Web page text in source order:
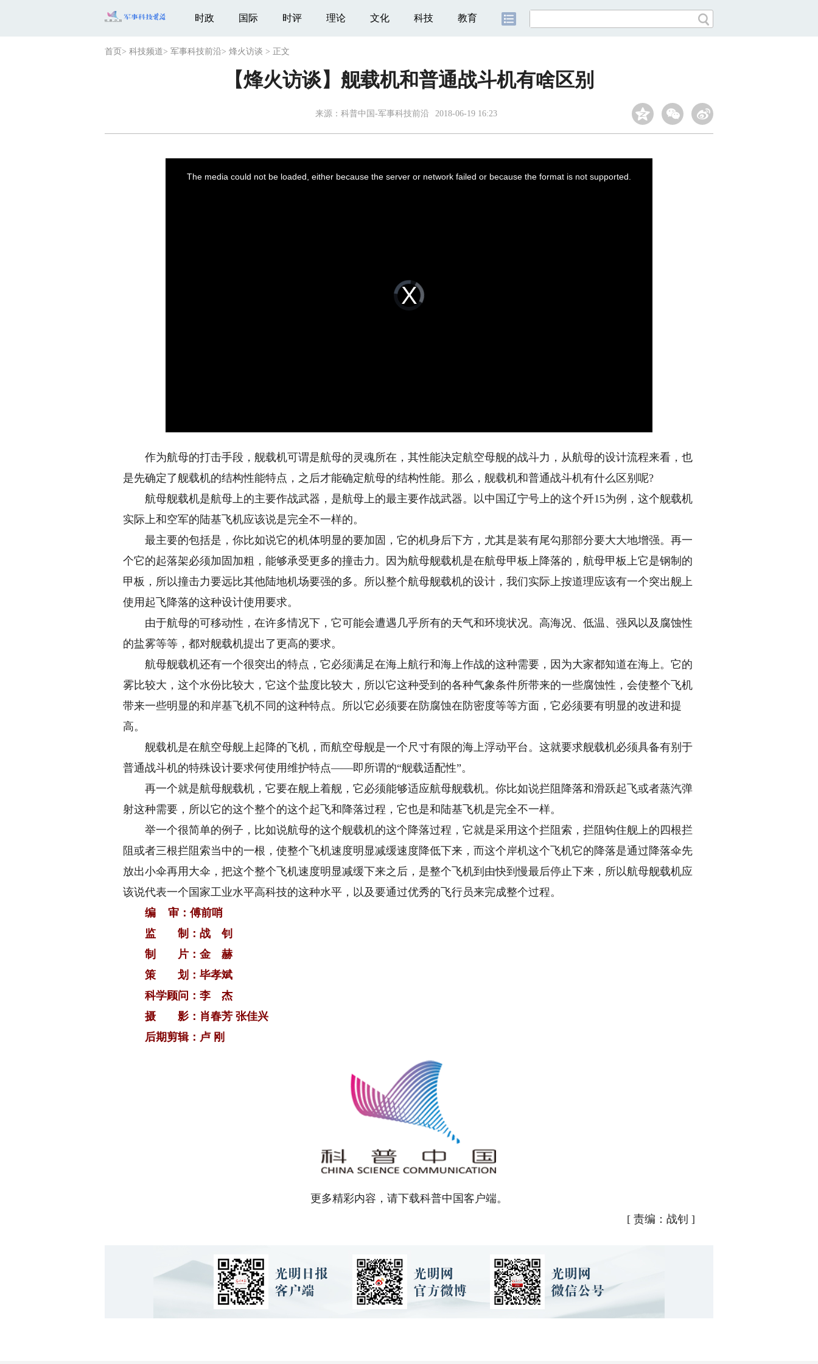
时政 国际 时评 理论 文化 科技 教育
首页 > 科技频道> 军事科技前沿> 烽火访谈 > 正文
【烽火访谈】舰载机和普通战斗机有啥区别
来源： 科普中国-军事科技前沿 2018-06-19 16:23
Video
Player
loading.
The media could not be loaded, either because the server or network failed or because the format is not supported.
作为航母的打击手段，舰载机可谓是航母的灵魂所在，其性能决定航空母舰的战斗力，从航母的设计流程来看，也
是先确定了舰载机的结构性能特点，之后才能确定航母的结构性能。那么，舰载机和普通战斗机有什么区别呢?
航母舰载机是航母上的主要作战武器，是航母上的最主要作战武器。以中国辽宁号上的这个歼15为例，这个舰载机
实际上和空军的陆基飞机应该说是完全不一样的。
最主要的包括是，你比如说它的机体明显的要加固，它的机身后下方，尤其是装有尾勾那部分要大大地增强。再一
个它的起落架必须加固加粗，能够承受更多的撞击力。因为航母舰载机是在航母甲板上降落的，航母甲板上它是钢制的
甲板，所以撞击力要远比其他陆地机场要强的多。所以整个航母舰载机的设计，我们实际上按道理应该有一个突出舰上
使用起飞降落的这种设计使用要求。
由于航母的可移动性，在许多情况下，它可能会遭遇几乎所有的天气和环境状况。高海况、低温、强风以及腐蚀性
的盐雾等等，都对舰载机提出了更高的要求。
航母舰载机还有一个很突出的特点，它必须满足在海上航行和海上作战的这种需要，因为大家都知道在海上。它的
雾比较大，这个水份比较大，它这个盐度比较大，所以它这种受到的各种气象条件所带来的一些腐蚀性，会使整个飞机
带来一些明显的和岸基飞机不同的这种特点。所以它必须要在防腐蚀在防密度等等方面，它必须要有明显的改进和提
高。
舰载机是在航空母舰上起降的飞机，而航空母舰是一个尺寸有限的海上浮动平台。这就要求舰载机必须具备有别于
普通战斗机的特殊设计要求何使用维护特点——即所谓的“舰载适配性”。
再一个就是航母舰载机，它要在舰上着舰，它必须能够适应航母舰载机。你比如说拦阻降落和滑跃起飞或者蒸汽弹
射这种需要，所以它的这个整个的这个起飞和降落过程，它也是和陆基飞机是完全不一样。
举一个很简单的例子，比如说航母的这个舰载机的这个降落过程，它就是采用这个拦阻索，拦阻钩住舰上的四根拦
阻或者三根拦阻索当中的一根，使整个飞机速度明显减缓速度降低下来，而这个岸机这个飞机它的降落是通过降落伞先
放出小伞再用大伞，把这个整个飞机速度明显减缓下来之后，是整个飞机到由快到慢最后停止下来，所以航母舰载机应
该说代表一个国家工业水平高科技的这种水平，以及要通过优秀的飞行员来完成整个过程。
编 审：傅前哨
监 制：战 钊
制 片：金 赫
策 划：毕孝斌
科学顾问：李 杰
摄 影：肖春芳 张佳兴
后期剪辑：卢 刚
更多精彩内容，请下载科普中国客户端。
[ 责编：战钊 ]